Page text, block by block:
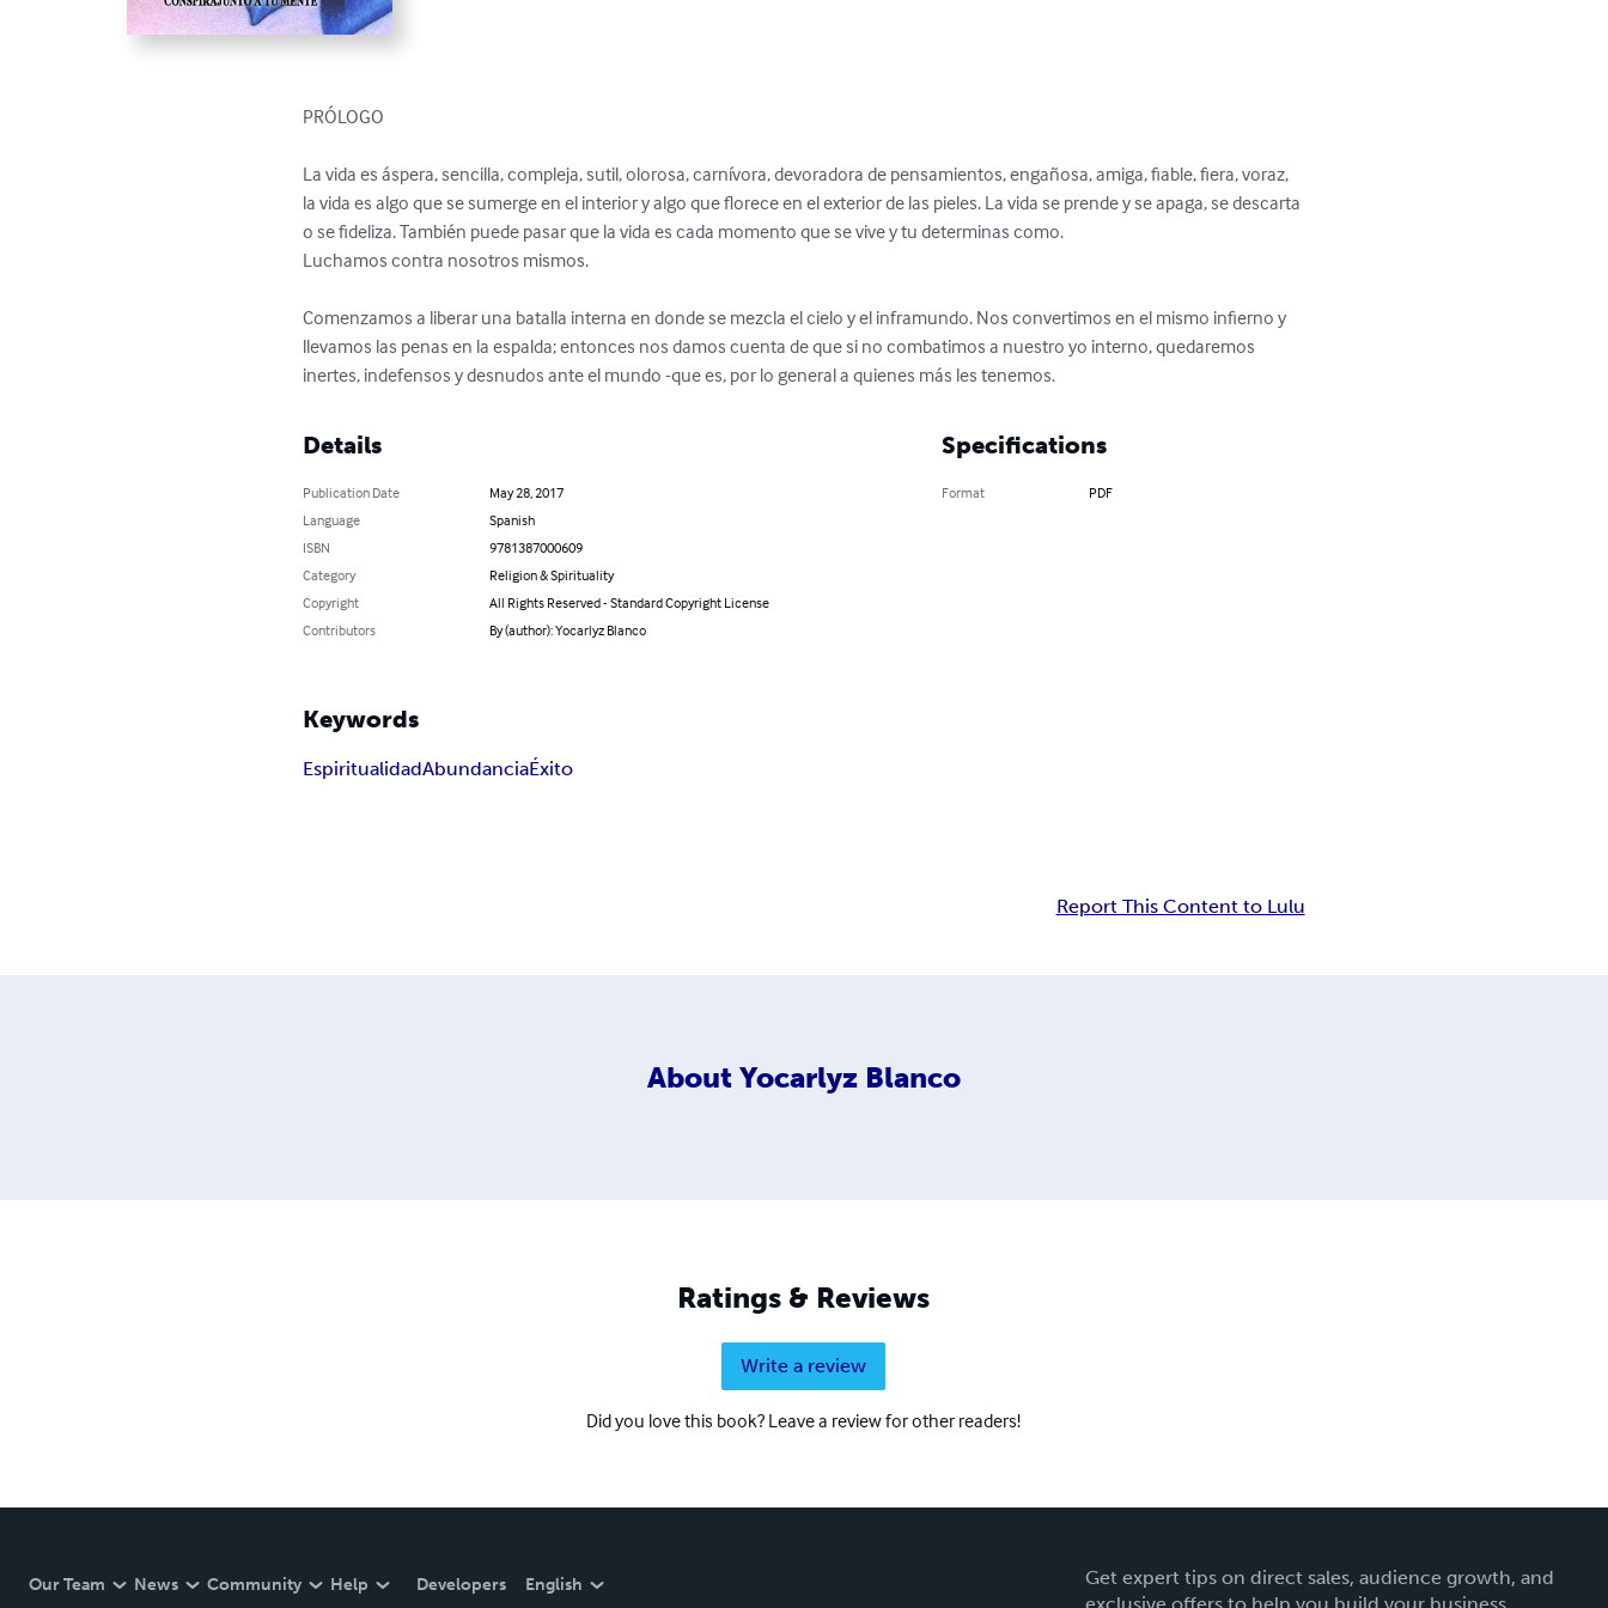
PRÓLOGO
La vida es áspera, sencilla, compleja, sutil, olorosa, carnívora, devoradora de pensamientos, engañosa, amiga, fiable, fiera, voraz,
la vida es algo que se sumerge en el interior y algo que florece en el exterior de las pieles. La vida se prende y se apaga, se descarta
o se fideliza. También puede pasar que la vida es cada momento que se vive y tu determinas como.
Luchamos contra nosotros mismos.
Comenzamos a liberar una batalla interna en donde se mezcla el cielo y el inframundo. Nos convertimos en el mismo infierno y
llevamos las penas en la espalda; entonces nos damos cuenta de que si no combatimos a nuestro yo interno, quedaremos
inertes, indefensos y desnudos ante el mundo -que es, por lo general a quienes más les tenemos.
Details
Publication Date
May 28, 2017
Language
Spanish
ISBN
9781387000609
Category
Religion & Spirituality
Copyright
All Rights Reserved - Standard Copyright License
Contributors
By (author): Yocarlyz Blanco
Specifications
Format PDF
Keywords
EspiritualidadAbundanciaÉxito
Report This Content to Lulu
About Yocarlyz Blanco
Ratings & Reviews
Write a review
Did you love this book? Leave a review for other readers!
Our Team News Community Help Developers English
Get expert tips on direct sales, audience growth, and